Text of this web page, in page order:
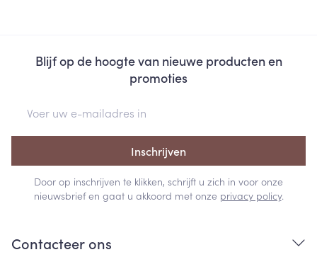
Blijf op de hoogte van nieuwe producten en
promoties
Inschrijven
Door op inschrijven te klikken, schrijft u zich in voor onze
nieuwsbrief en gaat u akkoord met onze privacy policy.
Contacteer ons